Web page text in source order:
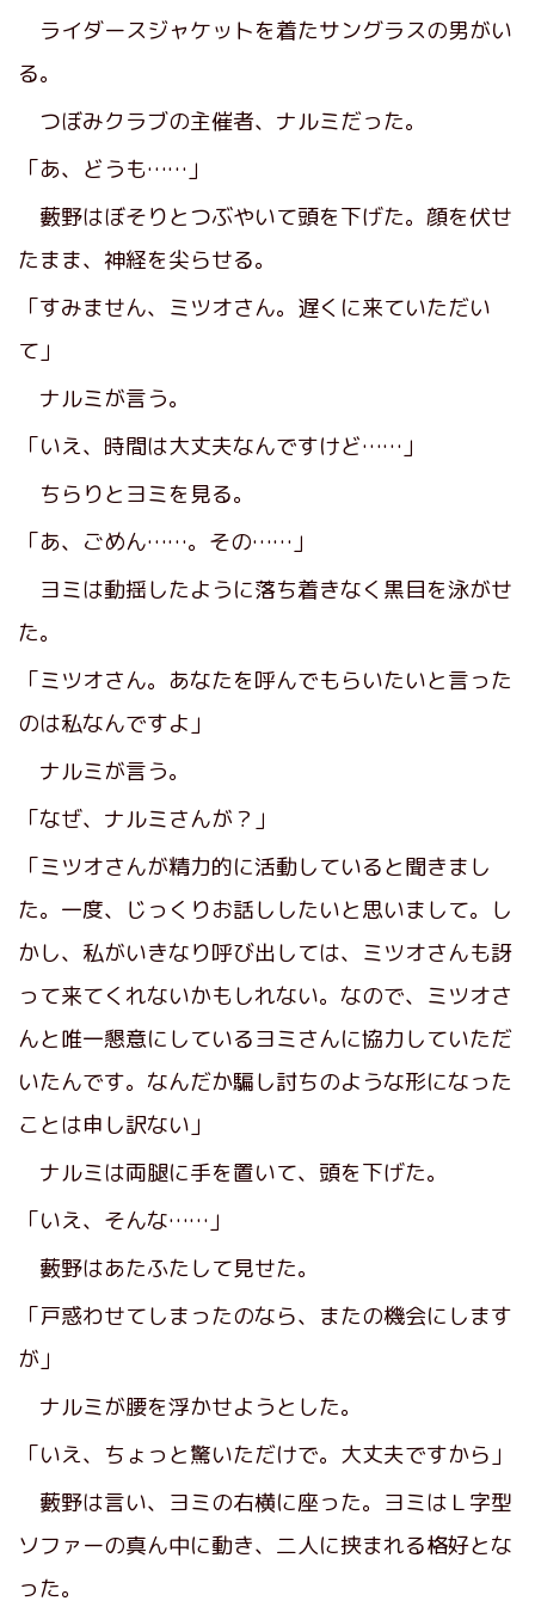
ライダースジャケットを着たサングラスの男がい
る。
つぼみクラブの主催者、ナルミだった。
「あ、どうも……」
藪野はぼそりとつぶやいて頭を下げた。顔を伏せ
たまま、神経を尖らせる。
「すみません、ミツオさん。遅くに来ていただい
て」
ナルミが言う。
「いえ、時間は大丈夫なんですけど……」
ちらりとヨミを見る。
「あ、ごめん……。その……」
ヨミは動揺したように落ち着きなく黒目を泳がせ
た。
「ミツオさん。あなたを呼んでもらいたいと言った
のは私なんですよ」
ナルミが言う。
「なぜ、ナルミさんが？」
「ミツオさんが精力的に活動していると聞きまし
た。一度、じっくりお話ししたいと思いまして。し
かし、私がいきなり呼び出しては、ミツオさんも訝
って来てくれないかもしれない。なので、ミツオさ
んと唯一懇意にしているヨミさんに協力していただ
いたんです。なんだか騙し討ちのような形になった
ことは申し訳ない」
ナルミは両腿に手を置いて、頭を下げた。
「いえ、そんな……」
藪野はあたふたして見せた。
「戸惑わせてしまったのなら、またの機会にします
が」
ナルミが腰を浮かせようとした。
「いえ、ちょっと驚いただけで。大丈夫ですから」
藪野は言い、ヨミの右横に座った。ヨミはＬ字型
ソファーの真ん中に動き、二人に挟まれる格好とな
った。